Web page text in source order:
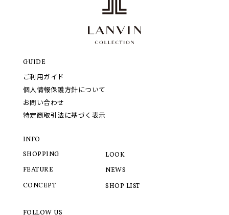
GUIDE
ご利用ガイド
個人情報保護方針について
お問い合わせ
特定商取引法に基づく表示
INFO
SHOPPING
FEATURE
CONCEPT
LOOK
NEWS
SHOP LIST
FOLLOW US